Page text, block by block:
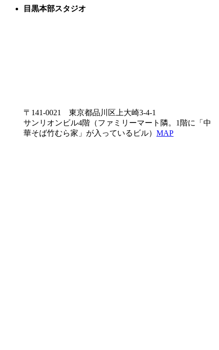
目黒本部スタジオ
〒141-0021 東京都品川区上大崎3-4-1
サンリオンビル4階（ファミリーマート隣。1階に「中
華そば竹むら家」が入っているビル） MAP